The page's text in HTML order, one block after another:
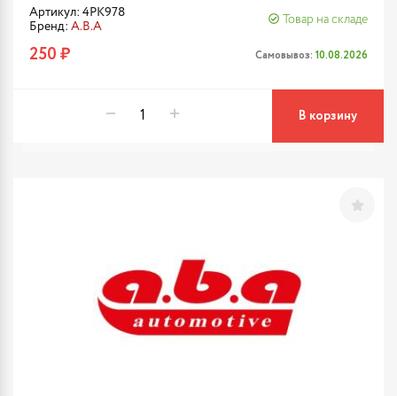
Артикул: 4PK978
Бренд: A.B.A
Товар на складе
250 ₽ Самовывоз: 10.08.2026
В корзину